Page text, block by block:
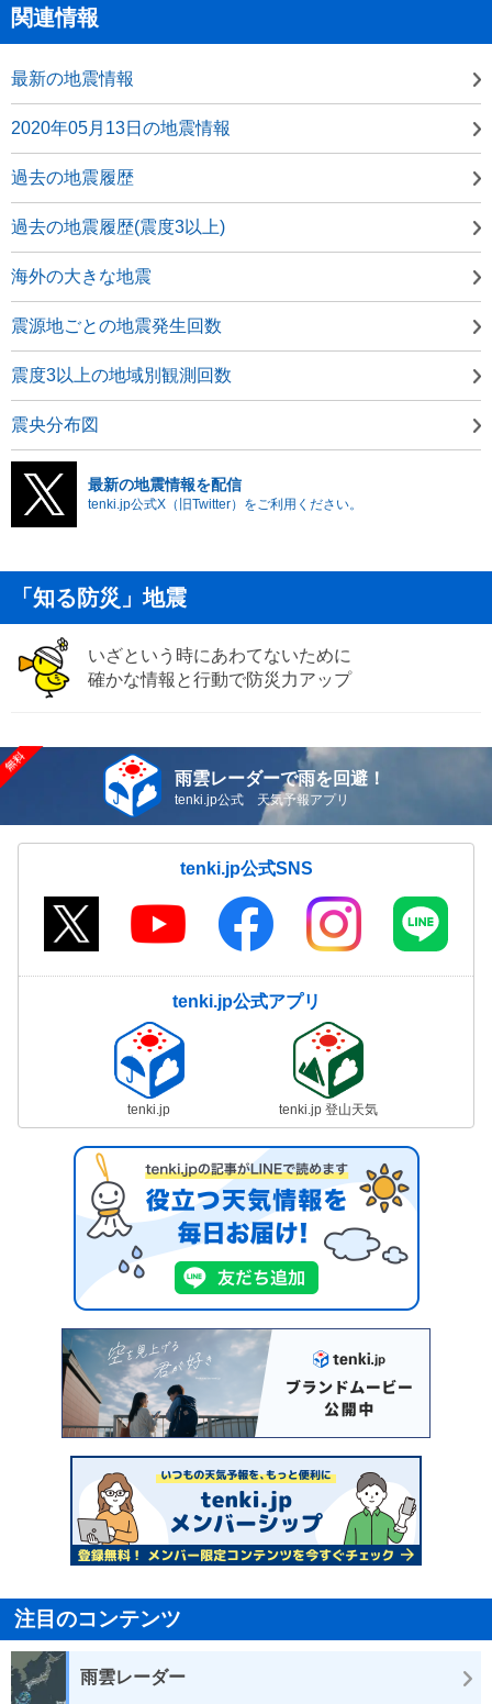
関連情報
最新の地震情報
2020年05月13日の地震情報
過去の地震履歴
過去の地震履歴(震度3以上)
海外の大きな地震
震源地ごとの地震発生回数
震度3以上の地域別観測回数
震央分布図
最新の地震情報を配信
tenki.jp公式X（旧Twitter）をご利用ください。
「知る防災」地震
いざという時にあわてないために
確かな情報と行動で防災力アップ
雨雲レーダーで雨を回避！
tenki.jp公式 天気予報アプリ
tenki.jp公式SNS
tenki.jp公式アプリ
tenki.jp tenki.jp 登山天気
注目のコンテンツ
雨雲レーダー